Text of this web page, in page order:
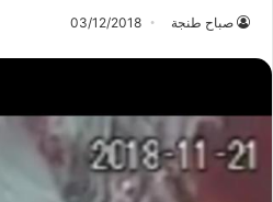
صباح طنجة 03/12/2018